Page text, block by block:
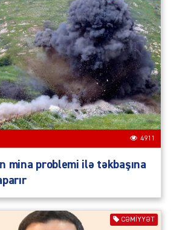
4911
mina problemi ilə təkbaşına
CƏMIYYƏT